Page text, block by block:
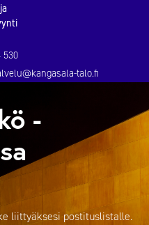
530
talo.fi
-
liittyäksesi postituslistalle.